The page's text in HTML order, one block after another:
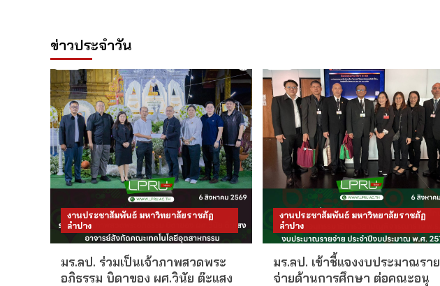
ข่าวประจำวัน
งานประชาสัมพันธ์ มหาวิทยาลัยราชภัฏ
ลำปาง
มร.ลป. ร่วมเป็นเจ้าภาพสวดพระ
อภิธรรม บิดาของ ผศ.วินัย ต๊ะแสง
งานประชาสัมพันธ์ มหาวิทยาลัยราชภัฏ
ลำปาง
มร.ลป. เข้าชี้แจงงบประมาณราย
จ่ายด้านการศึกษา ต่อคณะอนุ